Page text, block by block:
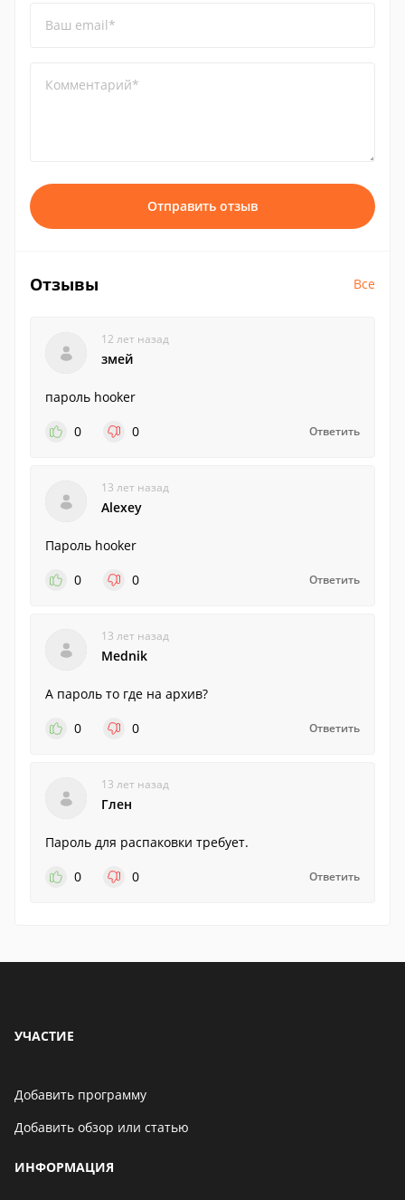
Ваш email*
Комментарий*
Отправить отзыв
Отзывы Все
12 лет назад
змей
пароль hooker
0
0 Ответить
13 лет назад
Alexey
Пароль hooker
0
0 Ответить
13 лет назад
Mednik
А пароль то где на архив?
0
0 Ответить
13 лет назад
Глен
Пароль для распаковки требует.
0
0 Ответить
УЧАСТИЕ
Добавить программу
Добавить обзор или статью
ИНФОРМАЦИЯ